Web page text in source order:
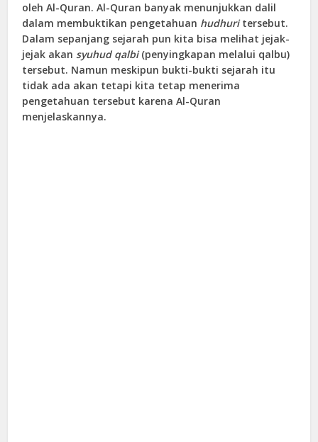
oleh Al-Quran. Al-Quran banyak menunjukkan dalil
dalam membuktikan pengetahuan hudhuritersebut.
Dalam sepanjang sejarah pun kita bisa melihat jejak-
jejak akan syuhud qalbi(penyingkapan melalui qalbu)
tersebut. Namun meskipun bukti-bukti sejarah itu
tidak ada akan tetapi kita tetap menerima
pengetahuan tersebut karena Al-Quran
menjelaskannya.